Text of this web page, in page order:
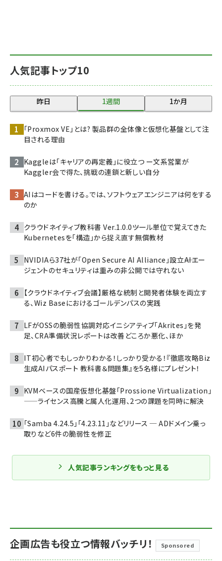
人気記事トップ10
昨日 1週間 1か月
「Proxmox VE」とは? 製品群の全体像と仮想化基盤として注
目される理由
Kaggleは「キャリアの再定義」に役立つ ー文系営業が
Kaggler会で得た、挑戦の連鎖と新しい自分
AIはコードを書ける。では、ソフトウェアエンジニアは何をする
のか
クラウドネイティブ教科書 Ver.1.0.0――ツール単位で覚えてきた
Kubernetesを「構造」から捉え直す無償教材
NVIDIAら37社が「Open Secure AI Alliance」設立――AIエー
ジェントのセキュリティは重みの非公開では守れない
【クラウドネイティブ会議】厳格な統制と開発者体験を両立す
る、Wiz Baseにおけるゴールデンパスの実践
LFがOSSの脆弱性協調対応イニシアティブ「Akrites」を発
足、CRA準備状況レポートは改善どころか悪化、ほか
IT初心者でもしっかりわかる！しっかり受かる！『徹底攻略Biz
生成AIパスポート 教科書＆問題集』を5名様にプレゼント！
KVMベースの国産仮想化基盤「Prossione Virtualization」
——ライセンス高騰と属人化運用、2つの課題を同時に解決
「Samba 4.24.5」「4.23.11」などリリース ─ ADドメイン乗っ
取りなど6件の脆弱性を修正
人気記事ランキングをもっと見る
企画広告も役立つ情報バッチリ！ Sponsored